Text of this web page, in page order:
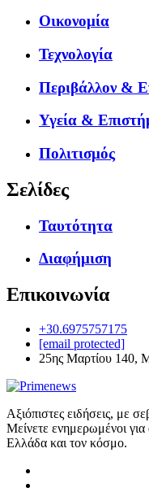
Οικονομία
Τεχνολογία
Περιβάλλον &
Υγεία &
Πολιτισμός
Σελίδες
Ταυτότητα
Διαφήμιση
Επικοινωνία
+30.6975757175
[email protected]
25ης Μαρτίου 140,
Αξιόπιστες ειδήσεις, με
Μείνετε ενημερωμένοι
Ελλάδα και τον κόσμο.